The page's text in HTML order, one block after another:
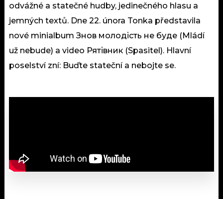
odvážné a statečné hudby, jedinečného hlasu a
jemných textů. Dne 22. února Tonka představila
nové minialbum Знов молодість не буде (Mládí
už nebude) a video Рятівник (Spasitel). Hlavní
poselství zní: Buďte stateční a nebojte se.